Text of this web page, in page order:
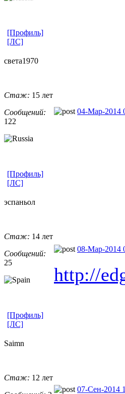
[Профиль]
[ЛС]
света1970
Стаж: 15 лет
Сообщений:
122
04-Мар-2014
[Профиль]
[ЛС]
эспаньол
Стаж: 14 лет
Сообщений:
25
08-Мар-2014
http://
[Профиль]
[ЛС]
Saimn
Стаж: 12 лет
07-Сен-2014